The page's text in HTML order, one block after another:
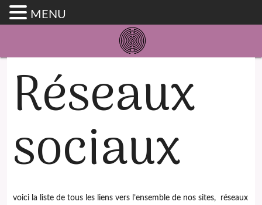
Réseaux
sociaux
voici la liste de tous les liens vers l’ensemble de nos sites, réseaux
MENU